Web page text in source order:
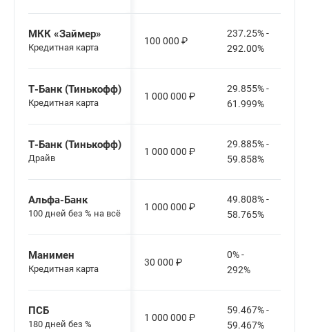
МКК «Займер»
Кредитная карта
100 000 ₽
237.25% -
292.00%
Т-Банк (Тинькофф)
Кредитная карта
1 000 000 ₽
29.855% -
61.999%
Т-Банк (Тинькофф)
Драйв
1 000 000 ₽
29.885% -
59.858%
Альфа-Банк
100 дней без % на всё
1 000 000 ₽
49.808% -
58.765%
Манимен
Кредитная карта
30 000 ₽
0% -
292%
ПСБ
180 дней без %
1 000 000 ₽
59.467% -
59.467%